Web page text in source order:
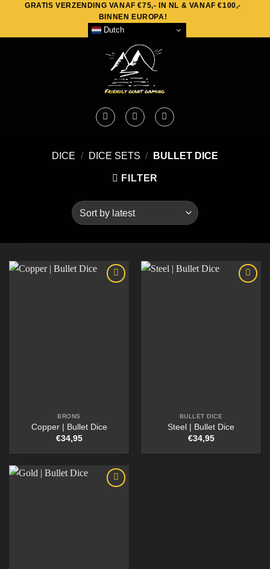
content
GRATIS VERZENDING VANAF €75,- IN NL & VANAF €100,-
BINNEN EUROPA!
Dutch
DICE / DICE SETS / BULLET DICE
FILTER
BRONS
Copper | Bullet Dice
€34,95
BULLET DICE
Steel | Bullet Dice
€34,95